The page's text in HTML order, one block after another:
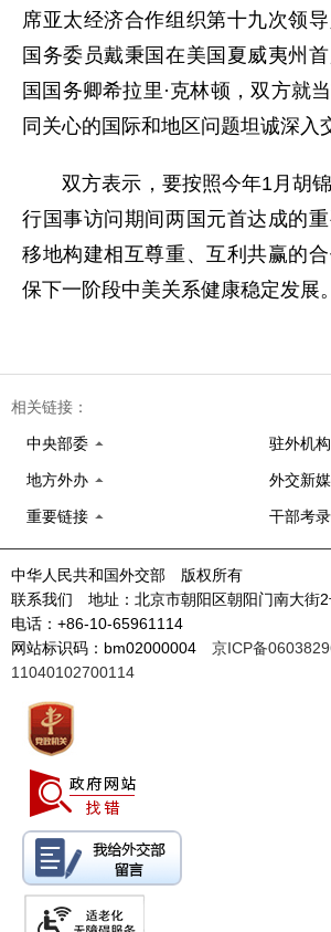
席亚太经济合作组织第十九次领
国务委员戴秉国在美国夏威夷州
国国务卿希拉里·克林顿，双方就
同关心的国际和地区问题坦诚深入
双方表示，要按照今年1月胡锦
行国事访问期间两国元首达成的
移地构建相互尊重、互利共赢的
保下一阶段中美关系健康稳定发展。
相关链接：
中央部委 驻外机构
地方外办 外交新
重要链接 干部考录
中华人民共和国外交部 版权所有
联系我们 地址：北京市朝阳区朝阳门南大
电话：+86-10-65961114
网站标识码：bm02000004 京ICP备
11040102700114